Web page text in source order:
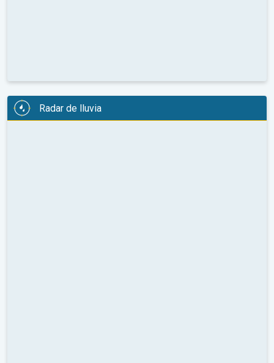
Radar de lluvia